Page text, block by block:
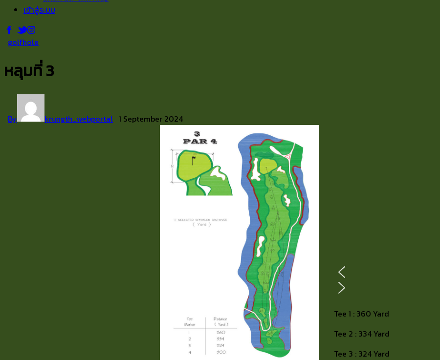
เข้าสู่ระบบ
golfhole
หลุมที่ 3
By krungth_webportal 1 September 2024
Tee 1 : 360 Yard
Tee 2 : 334 Yard
Tee 3 : 324 Yard